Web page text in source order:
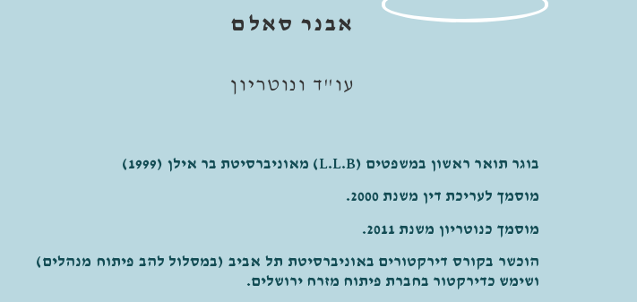
אבנר סאלם
עו"ד ונוטריון
בוגר תואר ראשון במשפטים (L.L.B) מאוניברסיטת בר אילן (1999)
מוסמך לעריכת דין משנת 2000.
מוסמך כנוטריון משנת 2011.
הוכשר בקורס דירקטורים באוניברסיטת תל אביב (במסלול להב פיתוח מנהלים)
ושימש כדירקטור בחברת פיתוח מזרח ירושלים.